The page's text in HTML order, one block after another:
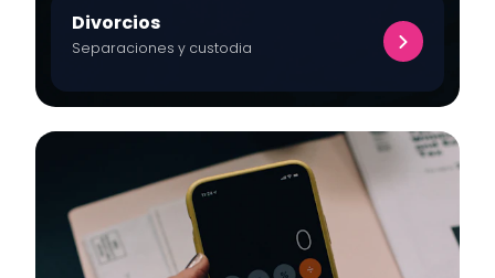
Divorcios
Separaciones y custodia